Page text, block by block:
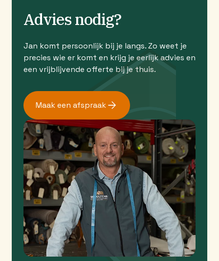
Advies nodig?
Jan komt persoonlijk bij je langs. Zo weet je
precies wie er komt en krijg je eerlijk advies en
een vrijblijvende offerte bij je thuis.
Maak een afspraak